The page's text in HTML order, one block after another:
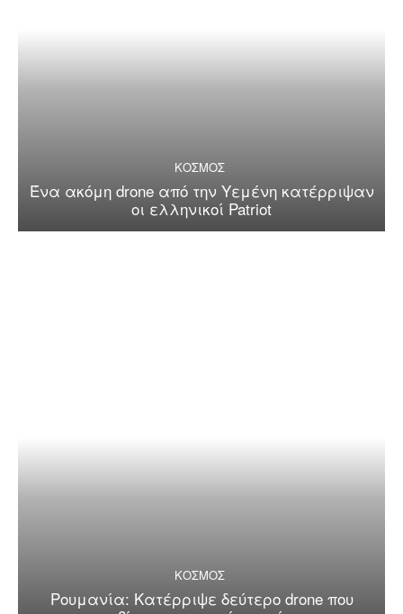
ΚΟΣΜΟΣ
Ένα ακόμη drone από την Υεμένη κατέρριψαν
οι ελληνικοί Patriot
ΚΟΣΜΟΣ
Ρουμανία: Κατέρριψε δεύτερο drone που